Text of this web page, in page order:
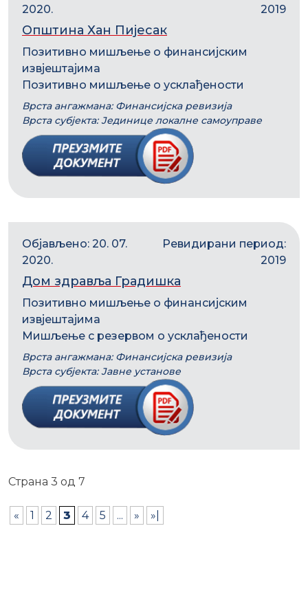
2020.
2019
Општина Хан Пијесак
Позитивно мишљење о финансијским
извјештајима
Позитивно мишљење о усклађености
Врста ангажмана: Финансијска ревизија
Врста субјекта: Јединице локалне самоуправе
Објављено: 20. 07.
2020.
Ревидирани период:
2019
Дом здравља Градишка
Позитивно мишљење о финансијским
извјештајима
Мишљење с резервом о усклађености
Врста ангажмана: Финансијска ревизија
Врста субјекта: Јавне установе
Страна 3 од 7
« 1 2 3 4 5 ... » »|